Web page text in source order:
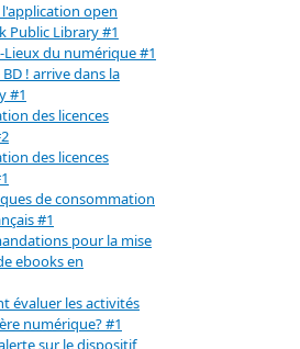
l'application open
Public Library #1
Lieux du numérique #1
BD ! arrive dans la
#1
des licences
des licences
de consommation
#1
pour la mise
ebooks en
évaluer les activités
numérique? #1
sur le dispositif